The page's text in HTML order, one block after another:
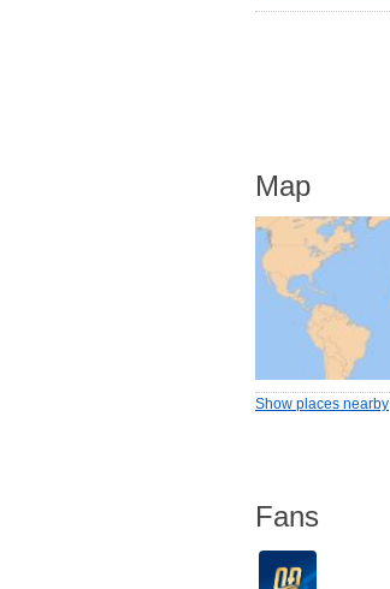
Map
Show places nearby
Fans